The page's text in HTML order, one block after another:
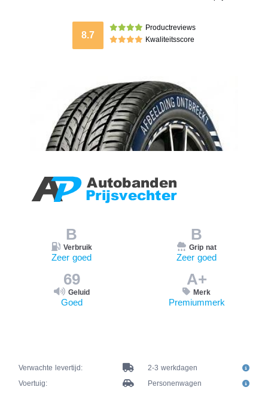
8.7
Productreviews
Kwaliteitsscore
B
Verbruik
Zeer goed
B
Grip nat
Zeer goed
69
Geluid
Goed
A+
Merk
Premiummerk
Verwachte levertijd:
2-3 werkdagen
Voertuig:
Personenwagen